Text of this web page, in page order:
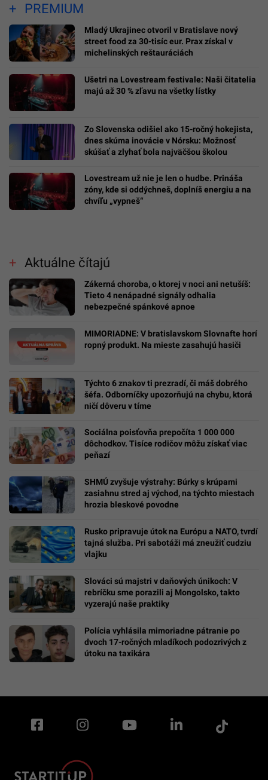
PREMIUM
Mladý Ukrajinec otvoril v Bratislave nový
street food za 30-tisíc eur. Prax získal v
michelinských reštauráciách
Ušetri na Lovestream festivale: Naši čitatelia
majú až 30 % zľavu na všetky lístky
Zo Slovenska odišiel ako 15-ročný hokejista,
dnes skúma inovácie v Nórsku: Možnosť
skúšať a zlyhať bola najväčšou školou
Lovestream už nie je len o hudbe. Prináša
zóny, kde si oddýchneš, doplníš energiu a na
chvíľu „vypneš“
Aktuálne čítajú
Zákerná choroba, o ktorej v noci ani netušíš:
Tieto 4 nenápadné signály odhalia
nebezpečné spánkové apnoe
MIMORIADNE: V bratislavskom Slovnafte horí
ropný produkt. Na mieste zasahujú hasiči
Týchto 6 znakov ti prezradí, či máš dobrého
šéfa. Odborníčky upozorňujú na chybu, ktorá
ničí dôveru v tíme
Sociálna poisťovňa prepočíta 1 000 000
dôchodkov. Tisíce rodičov môžu získať viac
peňazí
SHMÚ zvyšuje výstrahy: Búrky s krúpami
zasiahnu stred aj východ, na týchto miestach
hrozia bleskové povodne
Rusko pripravuje útok na Európu a NATO, tvrdí
tajná služba. Pri sabotáži má zneužiť cudziu
vlajku
Slováci sú majstri v daňových únikoch: V
rebríčku sme porazili aj Mongolsko, takto
vyzerajú naše praktiky
Polícia vyhlásila mimoriadne pátranie po
dvoch 17-ročných mladíkoch podozrivých z
útoku na taxikára